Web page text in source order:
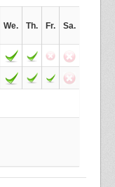
We. Th. Fr. Sa.